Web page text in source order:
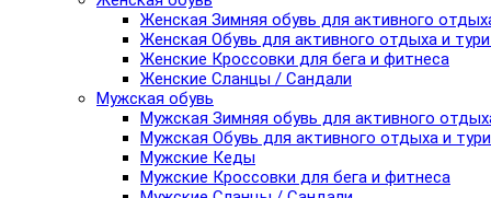
Женская Зимняя обувь для активного
Женская Обувь для активного отдыха и
Женские Кроссовки для бега и фитнеса
Женские Сланцы / Сандали
Мужская обувь
Мужская Зимняя обувь для активного
Мужская Обувь для активного отдыха и
Мужские Кеды
Мужские Кроссовки для бега и фитнеса